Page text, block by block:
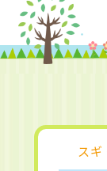
スギ